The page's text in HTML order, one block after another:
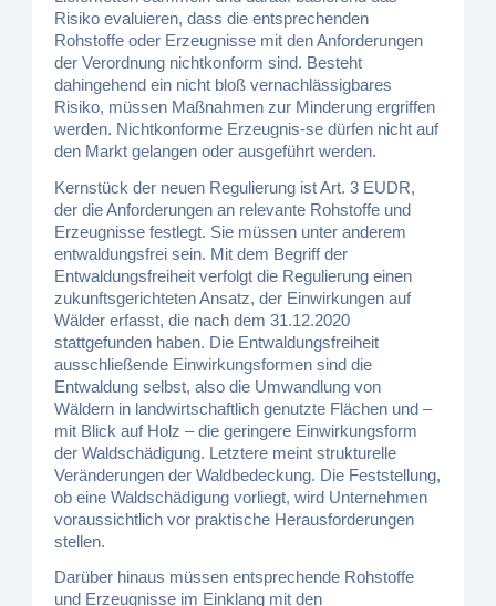
Risiko evaluieren, dass die entsprechenden
Rohstoffe oder Erzeugnisse mit den Anforderungen
der Verordnung nichtkonform sind. Besteht
dahingehend ein nicht bloß vernachlässigbares
Risiko, müssen Maßnahmen zur Minderung ergriffen
werden. Nichtkonforme Erzeugnis-se dürfen nicht auf
den Markt gelangen oder ausgeführt werden.
Kernstück der neuen Regulierung ist Art. 3 EUDR,
der die Anforderungen an relevante Rohstoffe und
Erzeugnisse festlegt. Sie müssen unter anderem
entwaldungsfrei sein. Mit dem Begriff der
Entwaldungsfreiheit verfolgt die Regulierung einen
zukunftsgerichteten Ansatz, der Einwirkungen auf
Wälder erfasst, die nach dem 31.12.2020
stattgefunden haben. Die Entwaldungsfreiheit
ausschließende Einwirkungsformen sind die
Entwaldung selbst, also die Umwandlung von
Wäldern in landwirtschaftlich genutzte Flächen und –
mit Blick auf Holz – die geringere Einwirkungsform
der Waldschädigung. Letztere meint strukturelle
Veränderungen der Waldbedeckung. Die Feststellung,
ob eine Waldschädigung vorliegt, wird Unternehmen
voraussichtlich vor praktische Herausforderungen
stellen.
Darüber hinaus müssen entsprechende Rohstoffe
und Erzeugnisse im Einklang mit den